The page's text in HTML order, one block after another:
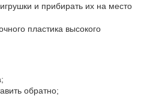
и прибирать их на место
пластика высокого
обратно;